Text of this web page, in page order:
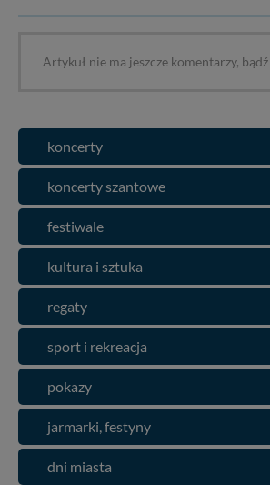
Artykuł nie ma jeszcze komentarzy,
koncerty
koncerty szantowe
festiwale
kultura i sztuka
regaty
sport i rekreacja
pokazy
jarmarki, festyny
dni miasta